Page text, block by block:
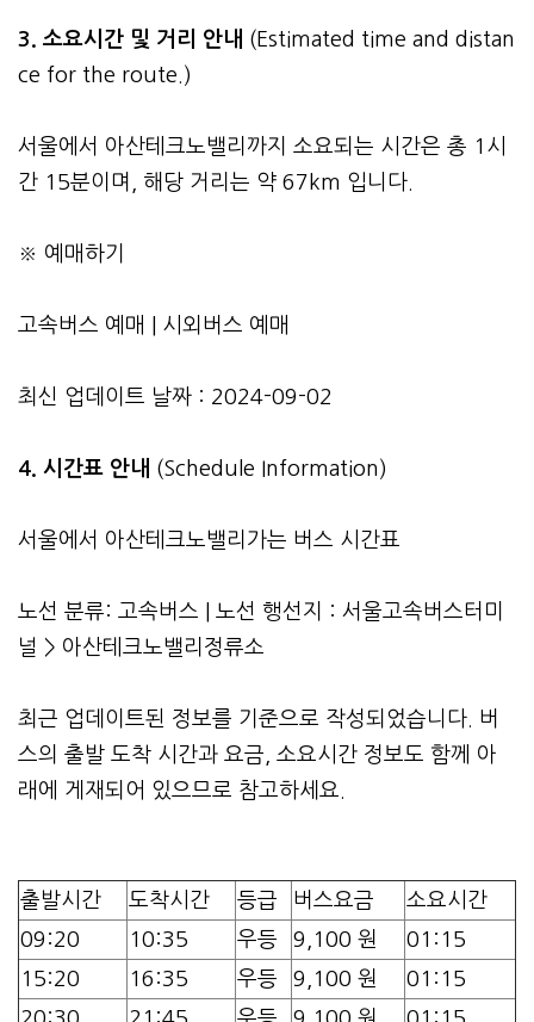
3. 소요시간 및 거리 안내 (Estimated time and distan
ce for the route.)
서울에서 아산테크노밸리까지 소요되는 시간은 총 1시
간 15분이며, 해당 거리는 약 67km 입니다.
※ 예매하기
고속버스 예매 시외버스 예매
최신 업데이트 날짜 : 2024-09-02
4. 시간표 안내 (Schedule Information)
서울에서 아산테크노밸리가는 버스 시간표
노선 분류: 고속버스 | 노선 행선지 : 서울고속버스터미
널 > 아산테크노밸리정류소
최근 업데이트된 정보를 기준으로 작성되었습니다. 버
스의 출발 도착 시간과 요금, 소요시간 정보도 함께 아
래에 게재되어 있으므로 참고하세요.
출발시간 도착시간 등급 버스요금
소요시간
09:20
10:35 우등 9,100 원
01:15
15:20
16:35 우등 9,100 원
01:15